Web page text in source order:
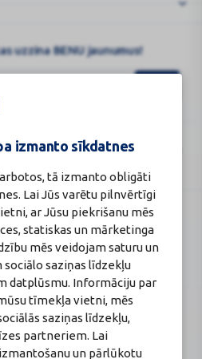
izmanto sīkdatnes
tā izmanto obligāti
Lai Jūs varētu pilnvērtīgi
ar Jūsu piekrišanu mēs
statiskas un mārketinga
mēs veidojam saturu un
saziņas līdzekļu
datplūsmu. Informāciju par
tīmekļa vietni, mēs
saziņas līdzekļu,
partneriem. Lai
un pārlūkotu
uzzina BENU jaunumus!
un uz to attiecas „Google“
Licence
Licences numurs: A00010
E-aptiekas kontakti
Aptiekas vadītāja:
Sertificēta farmaceite: Jeļena
Gončarova
Reģistrācijas Nr.: F-0834
Sertifikāta Nr.: 215.2025